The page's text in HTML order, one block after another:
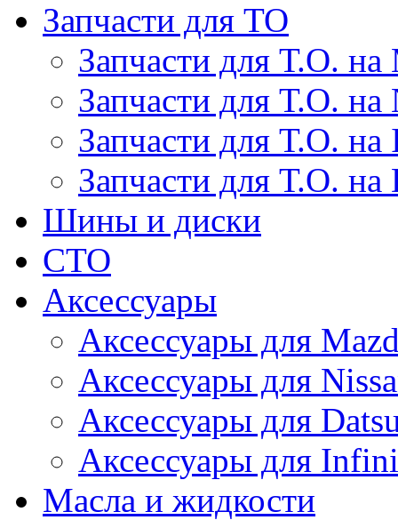
Запчасти для ТО
Запчасти для Т.О. на
Запчасти для Т.О. на
Запчасти для Т.О.
Запчасти для Т.О. на
Шины и диски
СТО
Аксессуары
Аксессуары для
Аксессуары для
Аксессуары для
Аксессуары для
Масла и жидкости